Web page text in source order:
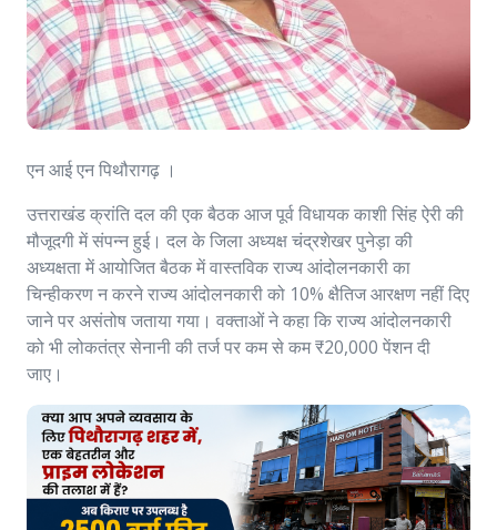
एन आई एन पिथौरागढ़ ।
उत्तराखंड क्रांति दल की एक बैठक आज पूर्व विधायक काशी सिंह ऐरी की
मौजूदगी में संपन्न हुई। दल के जिला अध्यक्ष चंद्रशेखर पुनेड़ा की
अध्यक्षता में आयोजित बैठक में वास्तविक राज्य आंदोलनकारी का
चिन्हीकरण न करने राज्य आंदोलनकारी को 10% क्षैतिज आरक्षण नहीं दिए
जाने पर असंतोष जताया गया। वक्ताओं ने कहा कि राज्य आंदोलनकारी
को भी लोकतंत्र सेनानी की तर्ज पर कम से कम ₹20,000 पेंशन दी
जाए।